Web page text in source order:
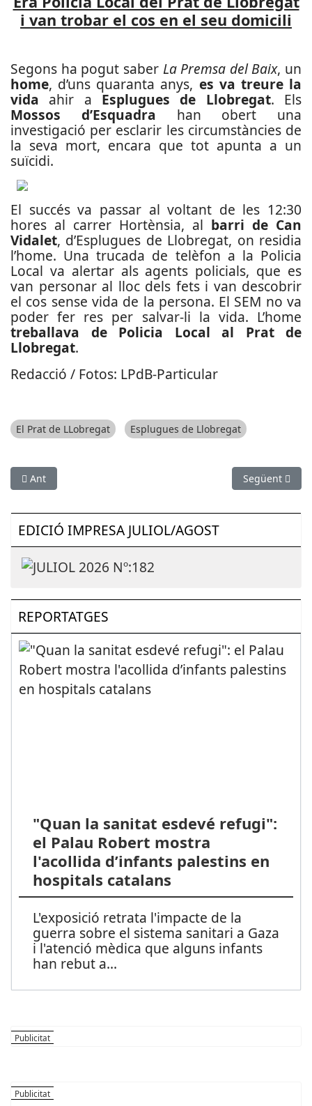
i van trobar el cos en el seu domicili
Segons ha pogut saber La Premsa del Baix, un
home, d’uns quaranta anys, es va treure la
vida ahir a Esplugues de Llobregat. Els
Mossos d’Esquadra han obert una
investigació per esclarir les circumstàncies de
la seva mort, encara que tot apunta a un
suïcidi.
El succés va passar al voltant de les 12:30
hores al carrer Hortènsia, al barri de Can
Vidalet, d’Esplugues de Llobregat, on residia
l’home. Una trucada de telèfon a la Policia
Local va alertar als agents policials, que es
van personar al lloc dels fets i van descobrir
el cos sense vida de la persona. El SEM no va
poder fer res per salvar-li la vida. L’home
treballava de Policia Local al Prat de
Llobregat.
Redacció / Fotos: LPdB-Particular
El Prat de LLobregat Esplugues de Llobregat
Article anterior: Atacs amb còctels Molotov al Centre de
Ant Article
Següent
EDICIÓ IMPRESA JULIOL/AGOST
REPORTATGES
"Quan la sanitat esdevé refugi":
el Palau Robert mostra
l'acollida d’infants palestins en
hospitals catalans
L'exposició retrata l'impacte de la
guerra sobre el sistema sanitari a Gaza
i l'atenció mèdica que alguns infants
han rebut a...